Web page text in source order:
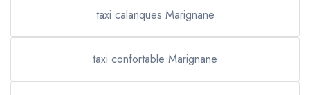
taxi calanques Marignane
taxi confortable Marignane